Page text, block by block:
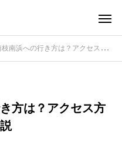
の行き方は？アクセス方法と周辺の楽しみ方を解説
方は？アクセス方